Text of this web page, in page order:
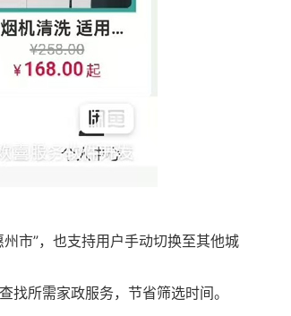
市”，也支持用户手动切换至其他城
找所需家政服务，节省筛选时间。